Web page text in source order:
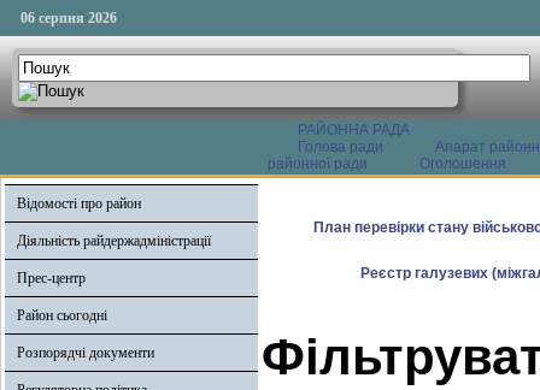
06 серпня 2026
РАЙОННА РАДА
Голова ради
Апарат
районної ради
Оголошення
Відомості про район
Діяльність райдержадміністрації
Прес-центр
Район сьогодні
Розпорядчі документи
План перевірки стану
Реєстр галузевих